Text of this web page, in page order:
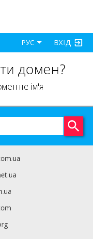
ВХІД
РУС
домен?
ім'я